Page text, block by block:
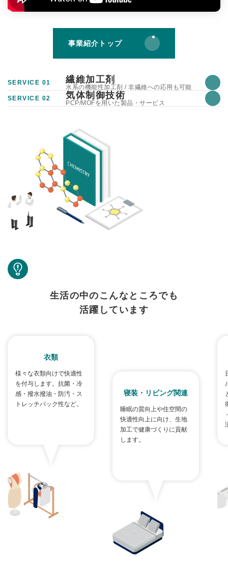
事業紹介トップ
SERVICE 01 繊維加工剤
水系の機能性加工剤 / 非繊維への応用も可能
SERVICE 02
気体制御技術
PCP/MOFを用いた製品・サービス
生活の中のこんなところでも
活躍しています
衣類
様々な衣類向けで快適性
を付与します。抗菌・冷
感・撥水撥油・防汚・ス
トレッチバック性など。
寝装・リビング関連
睡眠の質向上や住空間の
快適性向上に向け、生地
加工で健康づくりに貢献
します。